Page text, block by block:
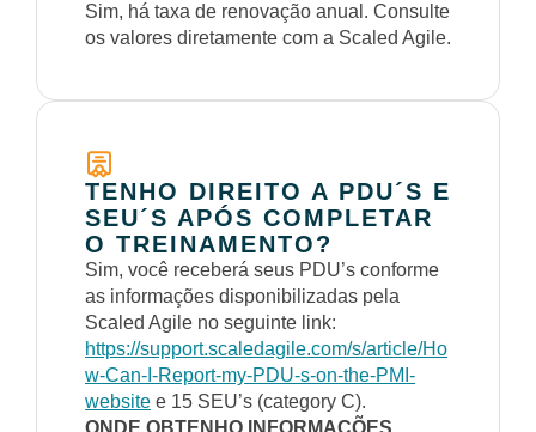
Sim, há taxa de renovação anual. Consulte
os valores diretamente com a Scaled Agile.
TENHO DIREITO A PDU´S E
SEU´S APÓS COMPLETAR
O TREINAMENTO?
Sim, você receberá seus PDU’s conforme
as informações disponibilizadas pela
Scaled Agile no seguinte link:
https://support.scaledagile.com/s/article/Ho
w-Can-I-Report-my-PDU-s-on-the-PMI-
website e 15 SEU’s (category C).
ONDE OBTENHO INFORMAÇÕES